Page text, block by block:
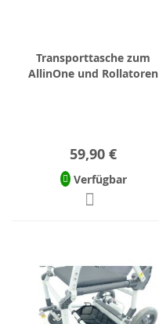
Transporttasche zum
AllinOne und Rollatoren
59,90 €
Verfügbar